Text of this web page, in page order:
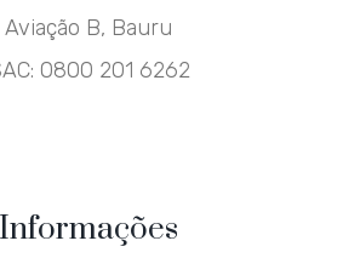
Aviação B, Bauru
0800 201 6262
Informações